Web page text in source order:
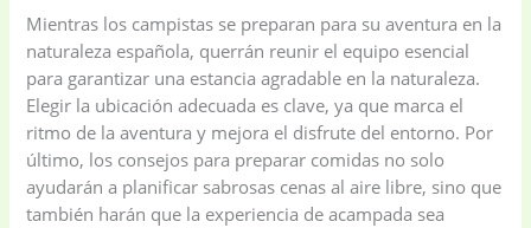
Baby(5)
Bathroom
Appliances (19)
Electronics(6)
Gadget Accessories
(33)
Mientras los campistas se preparan para su aventura en la
naturaleza española, querrán reunir el equipo esencial
para garantizar una estancia agradable en la naturaleza.
Elegir la ubicación adecuada es clave, ya que marca el
ritmo de la aventura y mejora el disfrute del entorno. Por
último, los consejos para preparar comidas no solo
ayudarán a planificar sabrosas cenas al aire libre, sino que
también harán que la experiencia de acampada sea